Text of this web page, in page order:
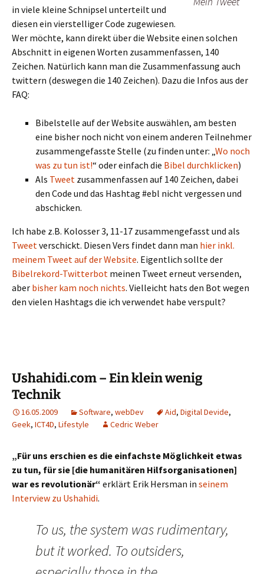
in viele kleine Schnipsel unterteilt und
diesen ein vierstelliger Code zugewiesen.
Wer möchte, kann direkt über die Website einen solchen
Abschnitt in eigenen Worten zusammenfassen, 140
Zeichen. Natürlich kann man die Zusammenfassung auch
twittern (deswegen die 140 Zeichen). Dazu die Infos aus der
FAQ:
Bibelstelle auf der Website auswählen, am besten
eine bisher noch nicht von einem anderen Teilnehmer
zusammengefasste Stelle (zu finden unter: „Wo noch
was zu tun ist!“ oder einfach die Bibel durchklicken)
Als Tweet zusammenfassen auf 140 Zeichen, dabei
den Code und das Hashtag #ebl nicht vergessen und
abschicken.
Ich habe z.B. Kolosser 3, 11-17 zusammengefasst und als
Tweetverschickt. Diesen Vers findet dann man hier inkl.
meinem Tweet auf der Website. Eigentlich sollte der
Bibelrekord-Twitterbot meinen Tweet erneut versenden,
aber bisher kam noch nichts. Vielleicht hats den Bot wegen
den vielen Hashtags die ich verwendet habe verspult?
Ushahidi.com – Ein klein wenig
Technik
16.05.2009 Software, webDev Aid, Digital Devide,
Geek, ICT4D, Lifestyle Cedric Weber
„Für uns erschien es die einfachste Möglichkeit etwas
zu tun, für sie [die humanitären Hilfsorganisationen]
war es revolutionär“ erklärt Erik Hersman in seinem
Interview zu Ushahidi.
To us, the system was rudimentary,
but it worked. To outsiders,